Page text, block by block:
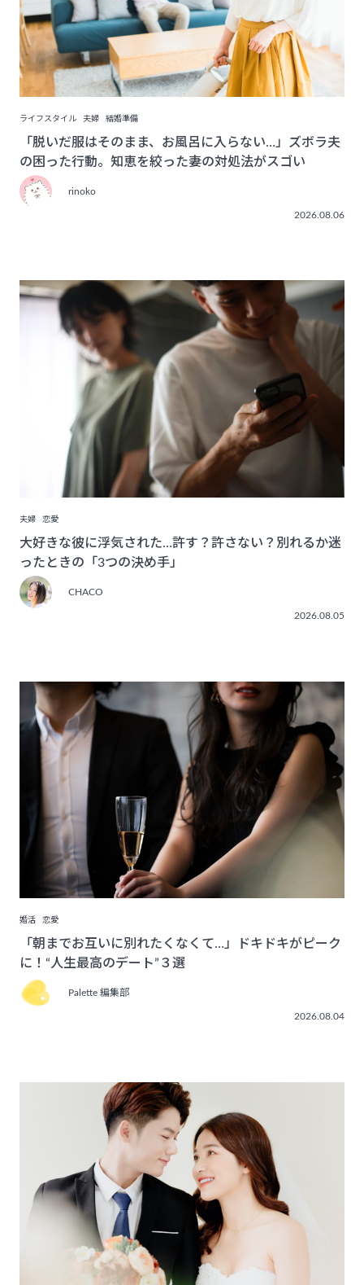
ライフスタイル 夫婦 結婚準備
「脱いだ服はそのまま、お風呂に入らない…」ズボラ夫
の困った行動。知恵を絞った妻の対処法がスゴい
rinoko
2026.08.06
夫婦 恋愛
大好きな彼に浮気された…許す？許さない？別れるか迷
ったときの「3つの決め手」
CHACO
2026.08.05
婚活 恋愛
「朝までお互いに別れたくなくて…」ドキドキがピーク
に！“人生最高のデート”３選
Palette 編集部
2026.08.04